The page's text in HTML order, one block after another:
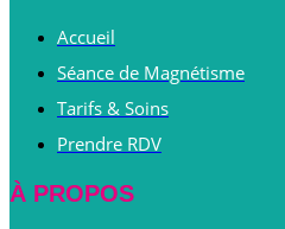
Accueil
Séance de Magnétisme
Tarifs & Soins
Prendre RDV
À PROPOS